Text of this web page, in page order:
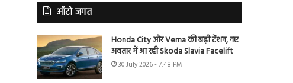
ऑटो जगत
Honda City और Verna की बढ़ी टेंशन, नए
अवतार में आ रही Skoda Slavia Facelift
30 July 2026 - 7:48 PM